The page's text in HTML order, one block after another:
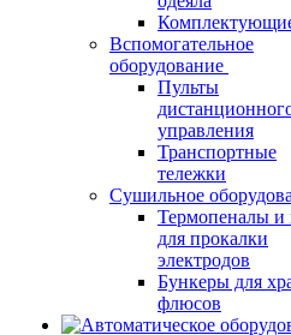
Вспомогательное
оборудование
Пульты
управления
Транспортные
тележки
Сушильное
Термопеналы и
для прокалки
электродов
Бункеры для
флюсов